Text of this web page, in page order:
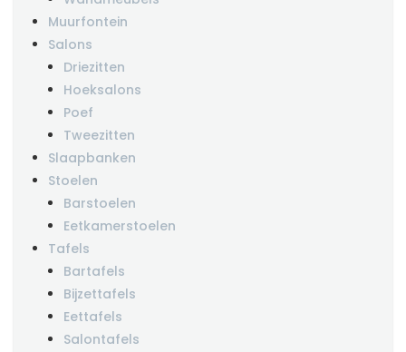
Muurfontein
Salons
Driezitten
Hoeksalons
Poef
Tweezitten
Slaapbanken
Stoelen
Barstoelen
Eetkamerstoelen
Tafels
Bartafels
Bijzettafels
Eettafels
Salontafels